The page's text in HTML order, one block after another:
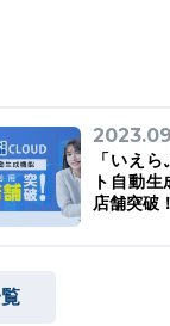
「いえ
ト自動
店舗突破！